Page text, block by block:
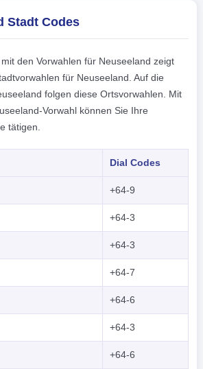
Stadt Codes
den Vorwahlen für Neuseeland zeigt
für Neuseeland. Auf die
folgen diese Ortsvorwahlen. Mit
Vorwahl können Sie Ihre
tätigen.
Dial Codes
+64-9
+64-3
+64-3
+64-7
+64-6
+64-3
+64-6